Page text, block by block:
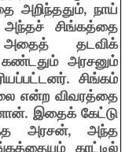
அறிந்ததும், நாய்
அந்தச் சிங்கத்தை
தடவிக்
அரசனும்
சிங்கம்
என்ற விவரத்தை
இதைக் கேட்டு
அரசன், அந்த